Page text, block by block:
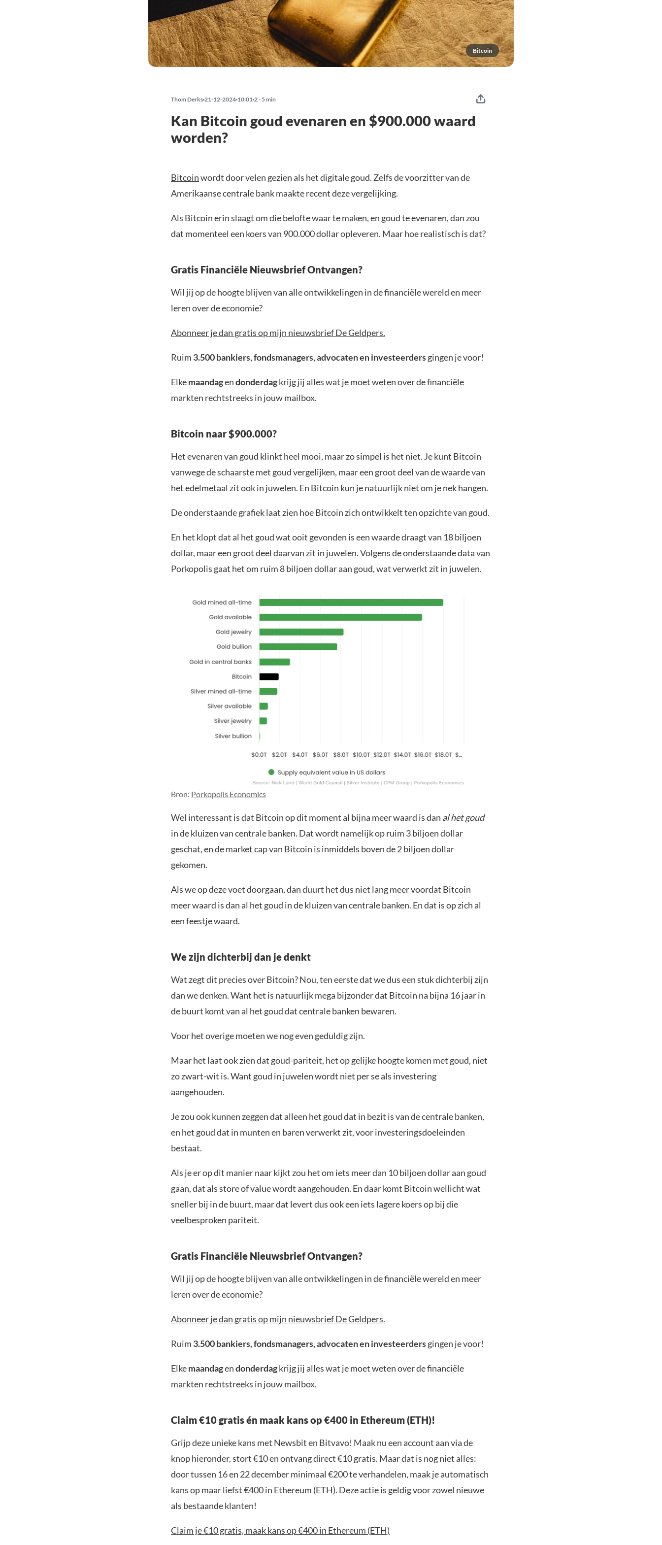
Bitcoin
Thom Derks 21-12-2024 10:01 2 - 5 min
Kan Bitcoin goud evenaren en $900.000 waard
worden?
Bitcoinwordt door velen gezien als het digitale goud. Zelfs de voorzitter van de
Amerikaanse centrale bank maakte recent deze vergelijking.
Als Bitcoin erin slaagt om die belofte waar te maken, en goud te evenaren, dan zou
dat momenteel een koers van 900.000 dollar opleveren. Maar hoe realistisch is dat?
Gratis Financiële Nieuwsbrief Ontvangen?
Wil jij op de hoogte blijven van alle ontwikkelingen in de financiële wereld en meer
leren over de economie?
Abonneer je dan gratis op mijn nieuwsbrief De Geldpers.
Ruim 3.500 bankiers, fondsmanagers, advocaten en investeerdersgingen je voor!
Elkemaandagendonderdagkrijg jij alles wat je moet weten over de financiële
markten rechtstreeks in jouw mailbox.
Bitcoin naar $900.000?
Het evenaren van goud klinkt heel mooi, maar zo simpel is het niet. Je kunt Bitcoin
vanwege de schaarste met goud vergelijken, maar een groot deel van de waarde van
het edelmetaal zit ook in juwelen. En Bitcoin kun je natuurlijk niet om je nek hangen.
De onderstaande grafiek laat zien hoe Bitcoin zich ontwikkelt ten opzichte van goud.
En het klopt dat al het goud wat ooit gevonden is een waarde draagt van 18 biljoen
dollar, maar een groot deel daarvan zit in juwelen. Volgens de onderstaande data van
Porkopolis gaat het om ruim 8 biljoen dollar aan goud, wat verwerkt zit in juwelen.
Bron: Porkopolis Economics
Wel interessant is dat Bitcoin op dit moment al bijna meer waard is dan al het goud
in de kluizen van centrale banken. Dat wordt namelijk op ruim 3 biljoen dollar
geschat, en de market cap van Bitcoin is inmiddels boven de 2 biljoen dollar
gekomen.
Als we op deze voet doorgaan, dan duurt het dus niet lang meer voordat Bitcoin
meer waard is dan al het goud in de kluizen van centrale banken. En dat is op zich al
een feestje waard.
We zijn dichterbij dan je denkt
Wat zegt dit precies over Bitcoin? Nou, ten eerste dat we dus een stuk dichterbij zijn
dan we denken. Want het is natuurlijk mega bijzonder dat Bitcoin na bijna 16 jaar in
de buurt komt van al het goud dat centrale banken bewaren.
Voor het overige moeten we nog even geduldig zijn.
Maar het laat ook zien dat goud-pariteit, het op gelijke hoogte komen met goud, niet
zo zwart-wit is. Want goud in juwelen wordt niet per se als investering
aangehouden.
Je zou ook kunnen zeggen dat alleen het goud dat in bezit is van de centrale banken,
en het goud dat in munten en baren verwerkt zit, voor investeringsdoeleinden
bestaat.
Als je er op dit manier naar kijkt zou het om iets meer dan 10 biljoen dollar aan goud
gaan, dat als store of value wordt aangehouden. En daar komt Bitcoin wellicht wat
sneller bij in de buurt, maar dat levert dus ook een iets lagere koers op bij die
veelbesproken pariteit.
Gratis Financiële Nieuwsbrief Ontvangen?
Wil jij op de hoogte blijven van alle ontwikkelingen in de financiële wereld en meer
leren over de economie?
Abonneer je dan gratis op mijn nieuwsbrief De Geldpers.
Ruim 3.500 bankiers, fondsmanagers, advocaten en investeerdersgingen je voor!
Elkemaandagendonderdagkrijg jij alles wat je moet weten over de financiële
markten rechtstreeks in jouw mailbox.
Claim €10 gratis én maak kans op €400 in Ethereum (ETH)!
Grijp deze unieke kans met Newsbit en Bitvavo! Maak nu een account aan via de
knop hieronder, stort €10 en ontvang direct €10 gratis. Maar dat is nog niet alles:
door tussen 16 en 22 december minimaal €200 te verhandelen, maak je automatisch
kans op maar liefst €400 in Ethereum (ETH). Deze actie is geldig voor zowel nieuwe
als bestaande klanten!
Claim je €10 gratis, maak kans op €400 in Ethereum (ETH)